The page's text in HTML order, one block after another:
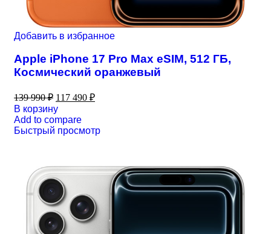
Добавить в избранное
Apple iPhone 17 Pro Max eSIM, 512 ГБ,
Космический оранжевый
139 990₽ 117 490 ₽
В корзину
Add to compare
Быстрый просмотр